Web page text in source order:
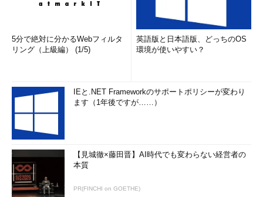
展開用のイメージにデスクトップアプリケーションやツール
（UWPアプリ以外で、Sysprepに対応しているもの）を含めたい
場合は、この時点でインストールしておきます。
「コンピューターの管理」スナップイン（CompMgmt.msc）を
開き、ビルトインの「Administrator」アカウントを有効化して、
一般化すると、ビルトイン「Administrator」は再び無効化されま
5分で絶対に分かるWebフィルタ
リング（上級編） (1/5)
英語版と日本語版、どっちのOS
環境が使いやすい？
IEと.NET Frameworkのサポートポリシーが変わり
ます（1年後ですが……）
【見城徹×藤田晋】AI時代でも変わらない経営者の
本質
PR(FINCHI on GOETHE)